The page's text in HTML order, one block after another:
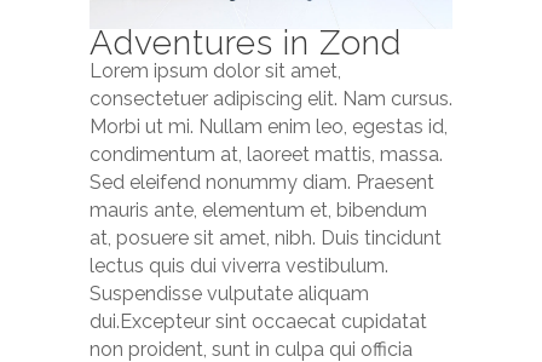
Adventures in Zond
Lorem ipsum dolor sit amet,
consectetuer adipiscing elit. Nam cursus.
Morbi ut mi. Nullam enim leo, egestas id,
condimentum at, laoreet mattis, massa.
Sed eleifend nonummy diam. Praesent
mauris ante, elementum et, bibendum
at, posuere sit amet, nibh. Duis tincidunt
lectus quis dui viverra vestibulum.
Suspendisse vulputate aliquam
dui.Excepteur sint occaecat cupidatat
non proident, sunt in culpa qui officia